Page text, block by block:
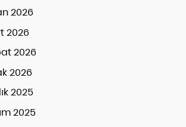
2026
2026
2026
2026
2025
2025